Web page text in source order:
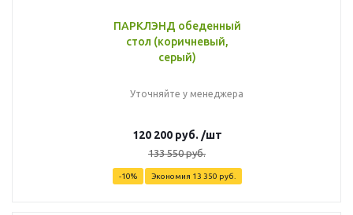
ПАРКЛЭНД обеденный
стол (коричневый,
серый)
Уточняйте у менеджера
120 200руб. /шт
133 550руб.
-10% Экономия 13 350 руб.